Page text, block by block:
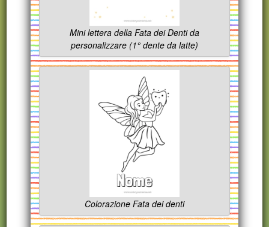
Mini lettera della Fata dei Denti da
personalizzare (1° dente da latte)
Colorazione Fata dei denti